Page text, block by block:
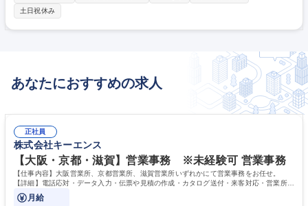
発をお任せいたします。 【具体的な業務内容】 ・AIエージェント化のア
ーキテクチャ設計・技術選定 ・要件定義からリリースまでの一連のプロセ
スの実施 ・ LLMやAI技術を組み込んだシステム設計方針の策定 ・開発の
土日祝休み
あなたにおすすめの求人
正社員
株式会社キーエンス
【大阪・京都・滋賀】営業事務 ※未経験可 営業事務
【仕事内容】大阪営業所、京都営業所、滋賀営業所いずれかにて営業事務をお任せ。
【詳細】電話応対・データ入力・伝票や見積の作成・カタログ送付・来客対応・営業所内
で発生する事務業務や業務改善をお任せ。
月給